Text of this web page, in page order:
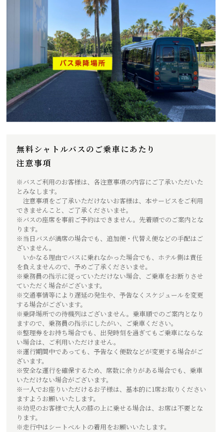
無料シャトルバスのご乗車にあたり
注意事項
※バスご利用のお客様は、各注意事項の内容にご了承いただいた
とみなします。
注意事項をご了承いただけないお客様は、本サービスをご利用
できませんこと、ご了承くださいませ。
※バスの座席を事前ご予約はできません。先着順でのご案内とな
ります。
※当日バスが満席の場合でも、追加便・代替え便などの手配はご
ざいません。
いかなる理由でバスに乗れなかった場合でも、ホテル側は責任
を負えませんので、予めご了承くださいませ。
※乗務員の指示に従っていただけない場合、ご乗車をお断りさせ
ていただく場合がございます。
※交通事情等により遅延の発生や、予告なくスケジュールを変更
する場合がございます。
※乗降場所での待機列はございません。乗車順でのご案内となり
ますので、乗務員の指示にしたがい、ご乗車ください。
※整理券をお持ち場合でも、出発時刻を過ぎてもご乗車にならな
い場合は、ご利用いただけません。
※運行期間中であっても、予告なく便数などが変更する場合がご
ざいます。
※安全な運行を確保するため、席数に余りがある場合でも、乗車
いただけない場合がございます。
※一人でお座りいただけるお子様は、基本的に1席お取りください
ますようお願いいたします。
※幼児のお客様で大人の膝の上に乗せる場合は、お席は不要とな
ります。
※走行中はシートベルトの着用をお願いいたします。